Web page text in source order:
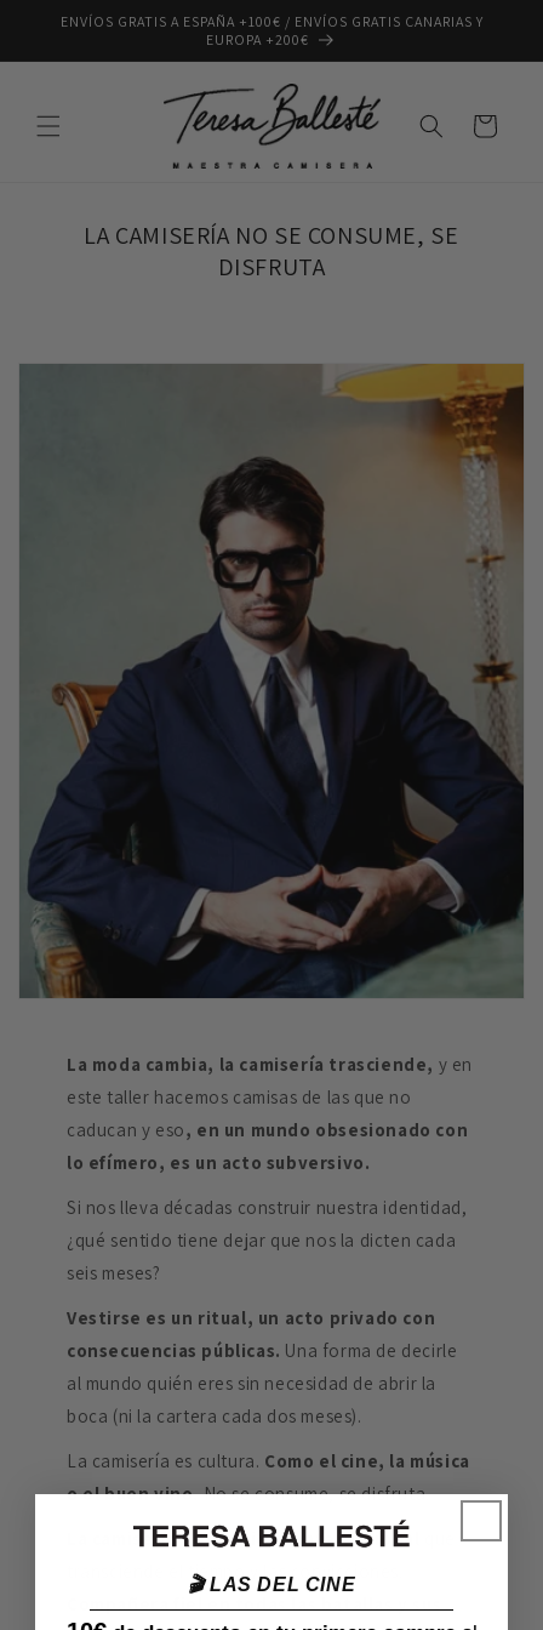
directamente
ENVÍOS GRATIS A ESPAÑA +100€ / ENVÍOS GRATIS CANARIAS Y
EUROPA +200€
Carrito
LA CAMISERÍA NO SE CONSUME, SE
DISFRUTA
La moda cambia, la camisería trasciende, y en
este taller hacemos camisas de las que no
caducan y eso, en un mundo obsesionado con
lo efímero, es un acto subversivo.
Si nos lleva décadas construir nuestra identidad,
¿qué sentido tiene dejar que nos la dicten cada
seis meses?
Vestirse es un ritual, un acto privado con
consecuencias públicas. Una forma de decirle
al mundo quién eres sin necesidad de abrir la
boca (ni la cartera cada dos meses).
La camisería es cultura. Como el cine, la música
o el buen vino.No se consume, se disfruta.
La camisería es un idioma internacional
transciende el tiempo y las convicciones.
🎬 LAS DEL CINE